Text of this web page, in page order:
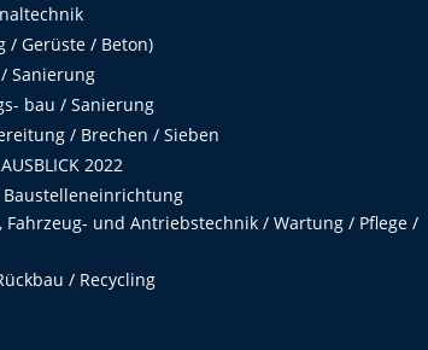
/ Gerüste / Beton)
Sanierung
bau / Sanierung
/ Brechen / Sieben
2022
Fahrzeug- und Antriebstechnik / Wartung / Pflege /
/ Recycling